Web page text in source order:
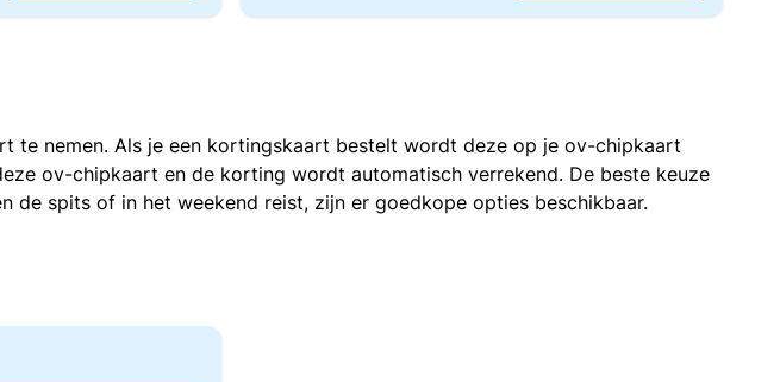
te nemen. Als je een kortingskaart bestelt wordt deze op je ov-chipkaart
ov-chipkaart en de korting wordt automatisch verrekend. De beste keuze
de spits of in het weekend reist, zijn er goedkope opties beschikbaar.